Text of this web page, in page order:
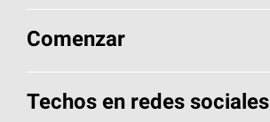
Encuentre un contratista
Componentes para techos
Aspectos básicos sobre techos
Herramientas de diseño y color
Comenzar
Llame al 1-800-GET-PINK®
Techos en redes sociales